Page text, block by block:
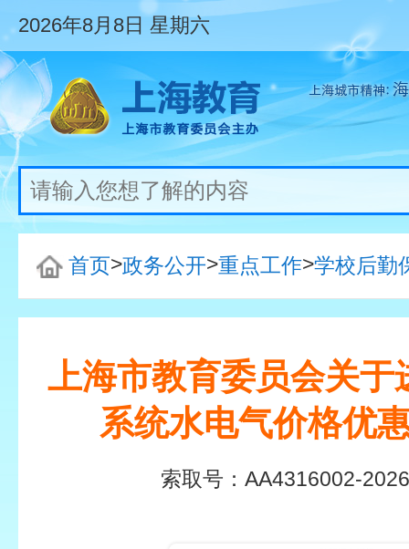
2026年8月8日 星期六
首页>政务公开>重点工作>学校后勤
上海市教育委员会关于
系统水电气价格优
索取号： AA4316002-